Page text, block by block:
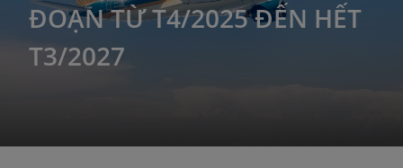
ĐOẠN TỪ T4/2025 ĐẾN HẾT
T3/2027